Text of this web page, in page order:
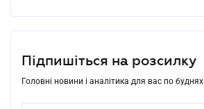
Підпишіться на розсилку
Головні новини і аналітика для вас по буднях